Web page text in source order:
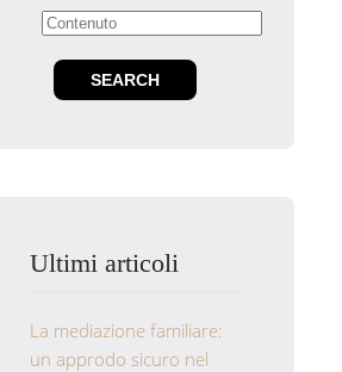
Ultimi articoli
La mediazione familiare:
un approdo sicuro nel